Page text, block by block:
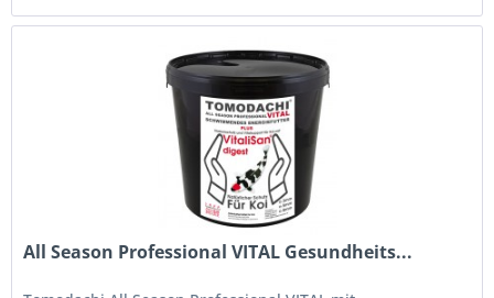
All Season Professional VITAL Gesundheits...